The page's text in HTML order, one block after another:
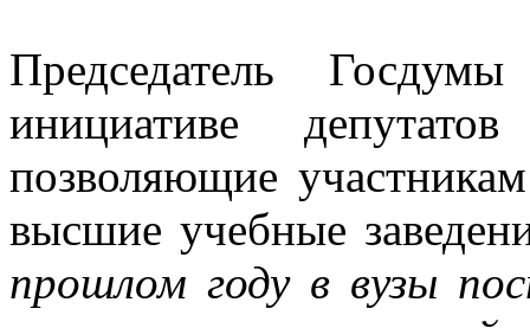
Председатель
инициативе
позволяющие
высшие учебные
прошлом году в вузы